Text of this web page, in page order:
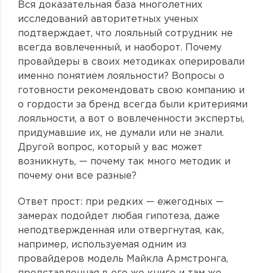
Вся доказательная база многолетних
исследований авторитетных ученых
подтверждает, что лояльный сотрудник не
всегда вовлеченный, и наоборот. Почему
провайдеры в своих методиках оперировали
именно понятием лояльности? Вопросы о
готовности рекомендовать свою компанию и
о гордости за бренд всегда были критериями
лояльности, а вот о вовлеченности эксперты,
придумавшие их, не думали или не знали.
Другой вопрос, который у вас может
возникнуть, — почему так много методик и
почему они все разные?
Ответ прост: при редких — ежегодных —
замерах подойдет любая гипотеза, даже
неподтвержденная или отвергнутая, как,
например, используемая одним из
провайдеров модель Майкла Армстронга,